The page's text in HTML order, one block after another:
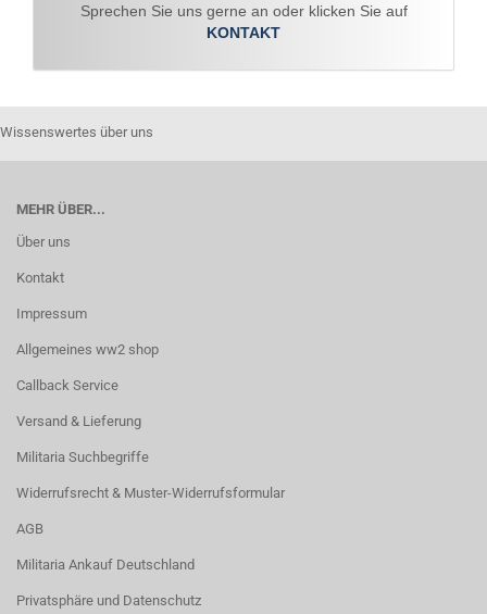
Sprechen Sie uns gerne an oder klicken Sie auf
KONTAKT
Wissenswertes über uns
MEHR ÜBER...
Über uns
Kontakt
Impressum
Allgemeines ww2 shop
Callback Service
Versand & Lieferung
Militaria Suchbegriffe
Widerrufsrecht & Muster-Widerrufsformular
AGB
Militaria Ankauf Deutschland
Privatsphäre und Datenschutz